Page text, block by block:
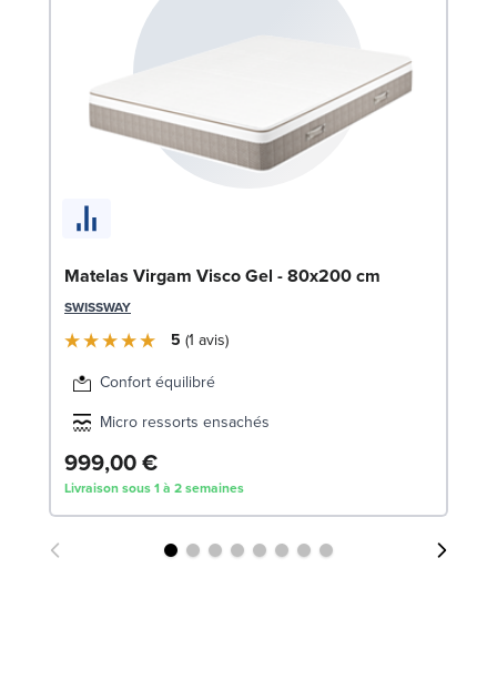
Matelas Virgam Visco Gel - 80x200 cm
SWISSWAY
5 1 avis
Confort équilibré
Micro ressorts ensachés
999,00 €
Livraison sous 1 à 2 semaines